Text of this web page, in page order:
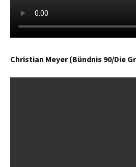
Christian Meyer (Bündnis 90/Die